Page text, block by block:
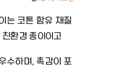
는 코튼 함유 재질
환경 종이이고
수하며, 촉감이 포